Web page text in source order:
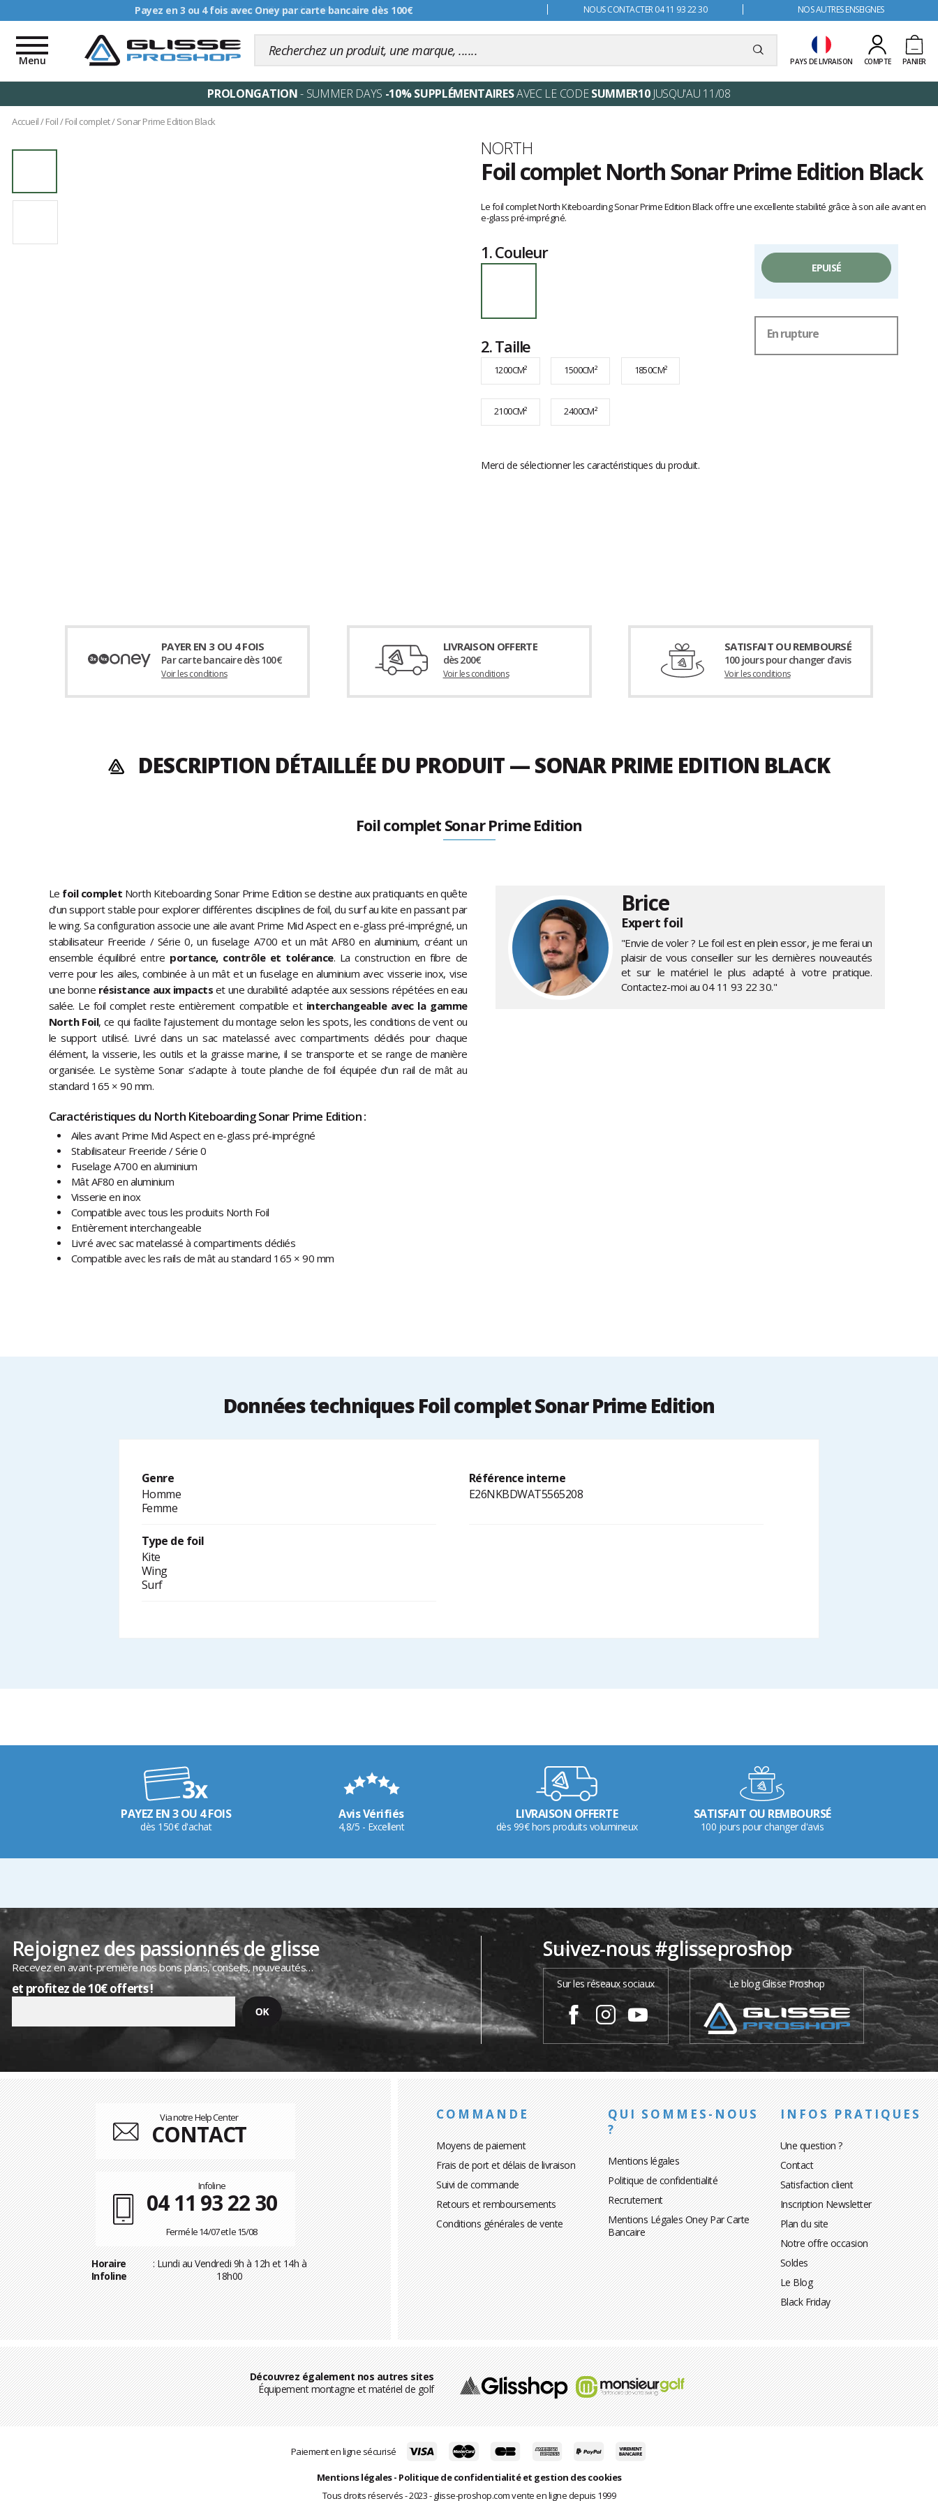
Livraison offerte dès 99€ NOUS CONTACTER 04 11 93 22 30 NOS AUTRES ENSEIGNES
PAYS DE LIVRAISON COMPTE PANIER
Toggle
navigation
Menu
PROLONGATION- SUMMER DAYS -10% SUPPLÉMENTAIRESAVEC LE CODESUMMER10JUSQU'AU 11/08
Accueil/Foil/Foil complet/Sonar Prime Edition Black
Marque
NORTH
Foil complet North Sonar Prime Edition Black
avis
clients
Le foil complet North Kiteboarding Sonar Prime Edition Black offre une excellente stabilité grâce à son aile avant en
e-glass pré-imprégné.
1.Couleur
2.Taille
1200CM² 1500CM² 1850CM²
2100CM² 2400CM²
Merci de sélectionner les caractéristiques du produit.
EPUISÉ
En rupture
PAYER EN 3 OU 4 FOIS
Par carte bancaire dès 100€
Voir les conditions
LIVRAISON OFFERTE
dès 200€
Voir les conditions
SATISFAIT OU REMBOURSÉ
100 jours pour changer d’avis
Voir les conditions
DESCRIPTION DÉTAILLÉE DU PRODUIT — SONAR PRIME EDITION BLACK
Foil complet Sonar Prime Edition
Le foil complet North Kiteboarding Sonar Prime Edition se destine aux pratiquants en quête
d’un support stable pour explorer différentes disciplines de foil, du surf au kite en passant par
le wing. Sa configuration associe une aile avant Prime Mid Aspect en e-glass pré-imprégné, un
stabilisateur Freeride / Série 0, un fuselage A700 et un mât AF80 en aluminium, créant un
ensemble équilibré entre portance, contrôle et tolérance. La construction en fibre de
verre pour les ailes, combinée à un mât et un fuselage en aluminium avec visserie inox, vise
une bonne résistance aux impacts et une durabilité adaptée aux sessions répétées en eau
salée. Le foil complet reste entièrement compatible et interchangeable avec la gamme
North Foil, ce qui facilite l’ajustement du montage selon les spots, les conditions de vent ou
le support utilisé. Livré dans un sac matelassé avec compartiments dédiés pour chaque
élément, la visserie, les outils et la graisse marine, il se transporte et se range de manière
organisée. Le système Sonar s’adapte à toute planche de foil équipée d’un rail de mât au
standard 165 × 90 mm.
Caractéristiques du North Kiteboarding Sonar Prime Edition :
Ailes avant Prime Mid Aspect en e-glass pré-imprégné
Stabilisateur Freeride / Série 0
Fuselage A700 en aluminium
Mât AF80 en aluminium
Visserie en inox
Compatible avec tous les produits North Foil
Entièrement interchangeable
Livré avec sac matelassé à compartiments dédiés
Compatible avec les rails de mât au standard 165 × 90 mm
Brice
Expert foil
"Envie de voler ? Le foil est en plein essor, je me ferai un
plaisir de vous conseiller sur les dernières nouveautés
et sur le matériel le plus adapté à votre pratique.
Contactez-moi au 04 11 93 22 30."
Données techniques Foil complet Sonar Prime Edition
Genre
Homme
Femme
Référence interne
E26NKBDWAT5565208
Type de foil
Kite
Wing
Surf
PAYEZ EN 3 OU 4 FOIS
dès 150€ d'achat
Avis Vérifiés
4,8/5 - Excellent
LIVRAISON OFFERTE
dès 99€ hors produits volumineux
SATISFAIT OU REMBOURSÉ
100 jours pour changer d'avis
Rejoignez des passionnés de glisse
Recevez en avant-première nos bons plans, conseils, nouveautés…
et profitez de 10€ offerts !
Suivez-nous #glisseproshop
Sur les réseaux sociaux Le blog Glisse Proshop
Via notre Help Center
CONTACT
Infoline
04 11 93 22 30
Fermé le 14/07 et le 15/08
Horaire
Infoline
: Lundi au Vendredi 9h à 12h et 14h à
18h00
COMMANDE
Moyens de paiement
Frais de port et délais de livraison
Suivi de commande
Retours et remboursements
Conditions générales de vente
QUI SOMMES-NOUS
?
Mentions légales
Politique de confidentialité
Recrutement
Mentions Légales Oney Par Carte
Bancaire
INFOS PRATIQUES
Une question ?
Contact
Satisfaction client
Inscription Newsletter
Plan du site
Notre offre occasion
Soldes
Le Blog
Black Friday
Découvrez également nos autres sites
Équipement montagne et matériel de golf
Paiement en ligne sécurisé
Mentions légales- Politique de confidentialité et gestion des cookies
Tous droits réservés - 2023 - glisse-proshop.com vente en ligne depuis 1999